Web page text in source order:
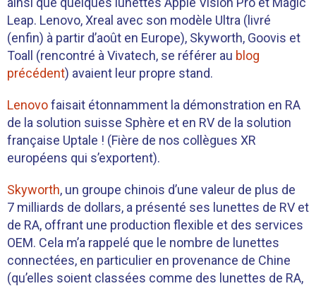
Leap. Lenovo, Xreal avec son modèle Ultra (livré
(enfin) à partir d’août en Europe), Skyworth, Goovis et
Toall (rencontré à Vivatech, se référer au blog
précédent) avaient leur propre stand.
Lenovofaisait étonnamment la démonstration en RA
de la solution suisse Sphère et en RV de la solution
française Uptale ! (Fière de nos collègues XR
européens qui s’exportent).
Skyworth, un groupe chinois d’une valeur de plus de
7 milliards de dollars, a présenté ses lunettes de RV et
de RA, offrant une production flexible et des services
OEM. Cela m’a rappelé que le nombre de lunettes
connectées, en particulier en provenance de Chine
(qu’elles soient classées comme des lunettes de RA,